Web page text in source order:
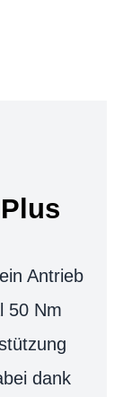
Antrieb
50 Nm
dank